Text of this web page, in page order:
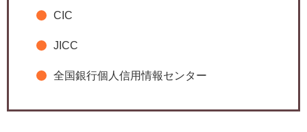
CIC
JICC
全国銀行個人信用情報センター